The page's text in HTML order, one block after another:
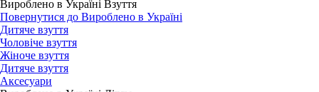
Вироблено в Україні Взуття
Повернутися до Вироблено в Україні
Дитяче взуття
Чоловіче взуття
Жіноче взуття
Дитяче взуття
Аксесуари